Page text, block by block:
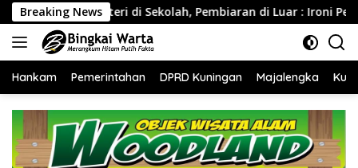
Langsung
ke
konten
Breaking News
di Sekolah, Pembiaran di Luar : Ironi Pencegahan L6BTQ
Hankam Pemerintahan DPRD Kuningan Majalengka